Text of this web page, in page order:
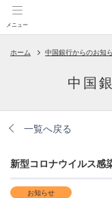
メニュー
ホーム 中国銀行からのお知
中国
一覧へ戻る
新型コロナウイルス感
お知らせ